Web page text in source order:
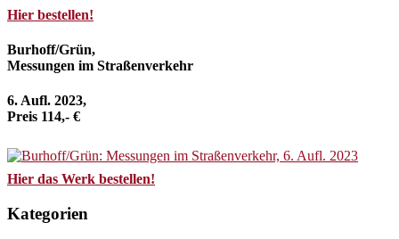
Hier bestellen!
Burhoff/Grün,
Messungen im Straßenverkehr
6. Aufl. 2023,
Preis 114,- €
Hier das Werk bestellen!
Kategorien